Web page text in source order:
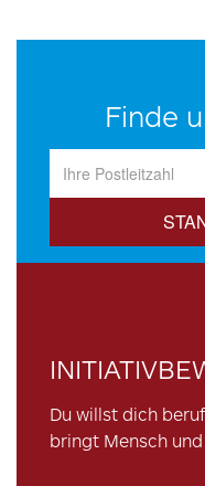
Finde
Du willst dich
bringt Mensch